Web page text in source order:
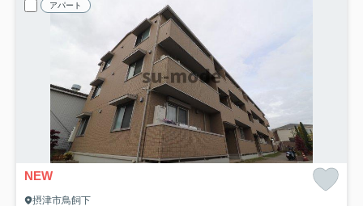
アパート
NEW
摂津市鳥飼下